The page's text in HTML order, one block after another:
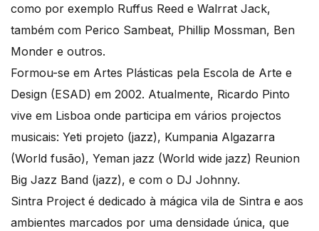
como por exemplo Ruffus Reed e Walrrat Jack,
também com Perico Sambeat, Phillip Mossman, Ben
Monder e outros.
Formou-se em Artes Plásticas pela Escola de Arte e
Design (ESAD) em 2002. Atualmente, Ricardo Pinto
vive em Lisboa onde participa em vários projectos
musicais: Yeti projeto (jazz), Kumpania Algazarra
(World fusão), Yeman jazz (World wide jazz) Reunion
Big Jazz Band (jazz), e com o DJ Johnny.
Sintra Project é dedicado à mágica vila de Sintra e aos
ambientes marcados por uma densidade única, que